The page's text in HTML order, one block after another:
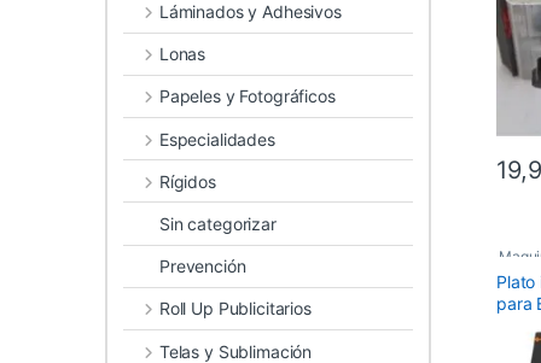
para
Láminados y Adhesivos
Lonas
Papeles y Fotográficos
Especialidades
Rígidos
Sin categorizar
Prevención
Roll Up Publicitarios
Telas y Sublimación